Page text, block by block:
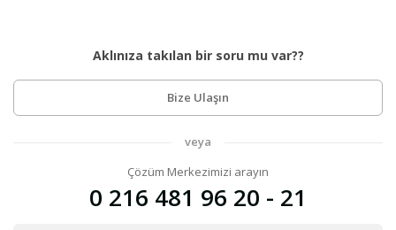
Aklınıza takılan bir soru mu var??
Bize Ulaşın
veya
Çözüm Merkezimizi arayın
0 216 481 96 20 - 21